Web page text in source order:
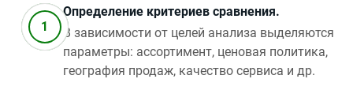
Определение критериев сравнения.
В зависимости от целей анализа выделяются
параметры: ассортимент, ценовая политика,
география продаж, качество сервиса и др.